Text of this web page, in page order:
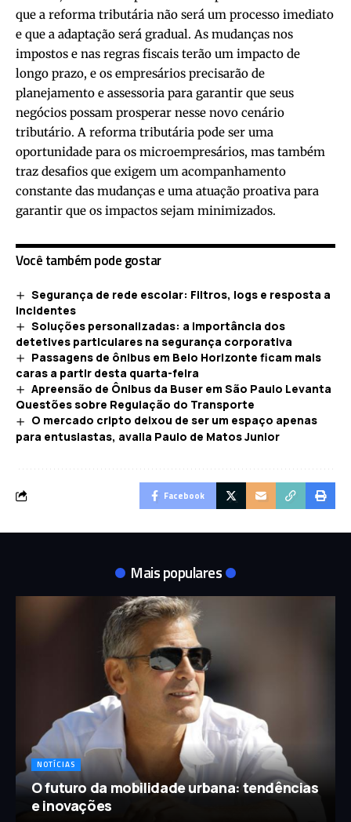
que a reforma tributária não será um processo imediato
e que a adaptação será gradual. As mudanças nos
impostos e nas regras fiscais terão um impacto de
longo prazo, e os empresários precisarão de
planejamento e assessoria para garantir que seus
negócios possam prosperar nesse novo cenário
tributário. A reforma tributária pode ser uma
oportunidade para os microempresários, mas também
traz desafios que exigem um acompanhamento
constante das mudanças e uma atuação proativa para
garantir que os impactos sejam minimizados.
Você também pode gostar
Segurança de rede escolar: Filtros, logs e resposta a
incidentes
Soluções personalizadas: a importância dos
detetives particulares na segurança corporativa
Passagens de ônibus em Belo Horizonte ficam mais
caras a partir desta quarta-feira
Apreensão de Ônibus da Buser em São Paulo Levanta
Questões sobre Regulação do Transporte
O mercado cripto deixou de ser um espaço apenas
para entusiastas, avalia Paulo de Matos Junior
Facebook
Mais populares
NOTÍCIAS
O futuro da mobilidade urbana: tendências
e inovações